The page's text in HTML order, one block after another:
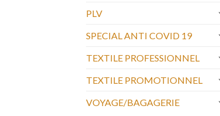
PLV
SPECIAL ANTI COVID 19
TEXTILE PROFESSIONNEL
TEXTILE PROMOTIONNEL
VOYAGE/BAGAGERIE